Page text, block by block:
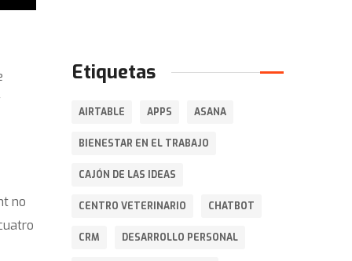
no
Etiquetas
AIRTABLE APPS ASANA
BIENESTAR EN EL TRABAJO
CAJÓN DE LAS IDEAS
CENTRO VETERINARIO CHATBOT
CRM DESARROLLO PERSONAL